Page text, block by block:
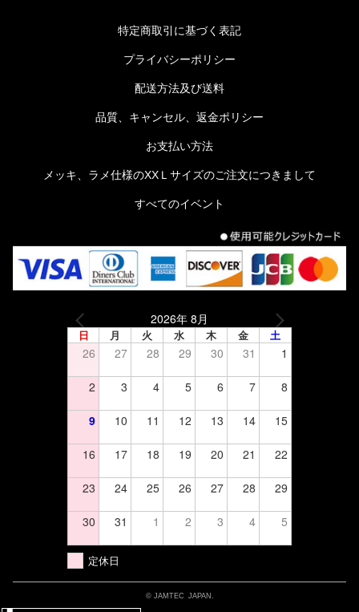
特定商取引に基づく表記
プライバシーポリシー
配送方法及び送料
品質、キャンセル、返金ポリシー
お支払い方法
メッキ、ラメ仕様のXXＬサイズのご注文につきまして
すべてのイベント
2026年 8月
日 月 火 水 木 金 土
26 27 28 29 30 31 1
2 3 4 5 6 7 8
9 10 11 12 13 14 15
16 17 18 19 20 21 22
23 24 25 26 27 28 29
30 31 1 2 3 4 5
定休日
© JAMTEC JAPAN.